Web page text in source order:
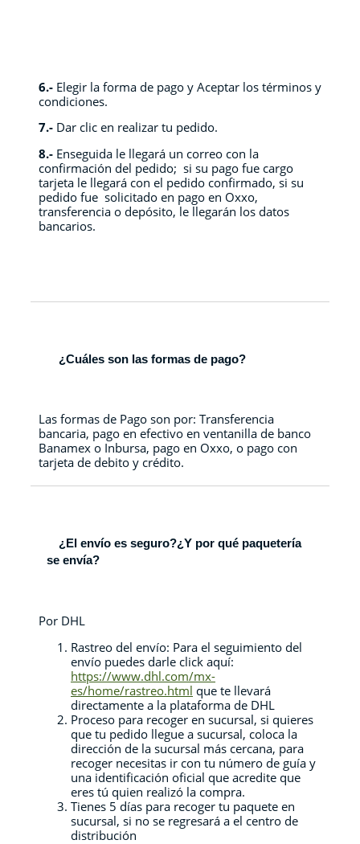
6.- Elegir la forma de pago y Aceptar los términos y
condiciones.
7.- Dar clic en realizar tu pedido.
8.- Enseguida le llegará un correo con la
confirmación del pedido; si su pago fue cargo
tarjeta le llegará con el pedido confirmado, si su
pedido fue solicitado en pago en Oxxo,
transferencia o depósito, le llegarán los datos
bancarios.
¿Cuáles son las formas de pago?
Las formas de Pago son por: Transferencia
bancaria, pago en efectivo en ventanilla de banco
Banamex o Inbursa, pago en Oxxo, o pago con
tarjeta de debito y crédito.
¿El envío es seguro?¿Y por qué paquetería
se envía?
Por DHL
Rastreo del envío: Para el seguimiento del
envío puedes darle click aquí:
https://www.dhl.com/mx-
es/home/rastreo.html que te llevará
directamente a la plataforma de DHL
Proceso para recoger en sucursal, si quieres
que tu pedido llegue a sucursal, coloca la
dirección de la sucursal más cercana, para
recoger necesitas ir con tu número de guía y
una identificación oficial que acredite que
eres tú quien realizó la compra.
Tienes 5 días para recoger tu paquete en
sucursal, si no se regresará a el centro de
distribución